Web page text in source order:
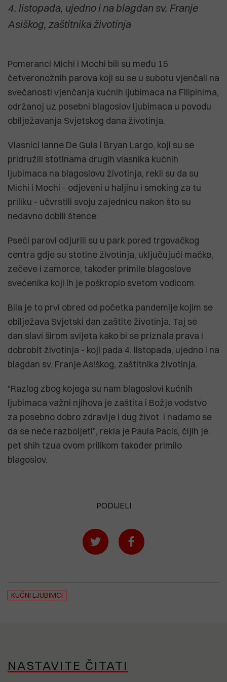
4. listopada, ujedno i na blagdan sv. Franje
Asiškog, zaštitnika životinja
Pomeranci Michi i Mochi bili su među 15
četveronožnih parova koji su se u subotu vjenčali na
svečanosti vjenčanja kućnih ljubimaca na Filipinima,
održanoj uz posebni blagoslov ljubimaca u povodu
obilježavanja Svjetskog dana životinja.
Vlasnici Ianne De Guia i Bryan Largo, koji su se
pridružili stotinama drugih vlasnika kućnih
ljubimaca na blagoslovu životinja, rekli su da su
Michi i Mochi - odjeveni u haljinu i smoking za tu
priliku - učvrstili svoju zajednicu nakon što su
nedavno dobili štence.
Pseći parovi odjurili su u park pored trgovačkog
centra gdje su stotine životinja, uključujući mačke,
zečeve i zamorce, također primile blagoslove
svećenika koji ih je poškropio svetom vodicom.
Bila je to prvi obred od početka pandemije kojim se
obilježava Svjetski dan zaštite životinja. Taj se
dan slavi širom svijeta kako bi se priznala prava i
dobrobit životinja - koji pada 4. listopada, ujedno i na
blagdan sv. Franje Asiškog, zaštitnika životinja.
"Razlog zbog kojega su nam blagoslovi kućnih
ljubimaca važni njihova je zaštita i Božje vodstvo
za posebno dobro zdravlje i dug život i nadamo se
da se neće razboljeti", rekla je Paula Pacis, čijih je
pet shih tzua ovom prilikom također primilo
blagoslov.
PODIJELI
KUĆNI LJUBIMCI
NASTAVITE ČITATI